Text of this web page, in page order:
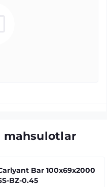
mahsulotlar
Bar 100x69x2000
BZ-0.45